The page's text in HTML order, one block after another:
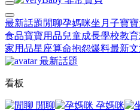
最新話題 閒聊孕媽咪坐月子寶
食品寶寶用品兒童成長學校教育
家用品星座算命抱怨爆料最新
最新話題
看板
閒聊 孕媽咪